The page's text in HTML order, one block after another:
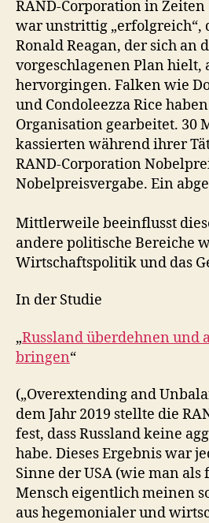
RAND-Corporation in
war unstrittig „erfolgreich“,
Ronald Reagan, der sich an
vorgeschlagenen Plan hielt,
hervorgingen. Falken wie
und Condoleezza Rice
Organisation gearbeitet. 30
kassierten während ihrer
RAND-Corporation
Nobelpreisvergabe. Ein
Mittlerweile beeinflusst
andere politische Bereiche
Wirtschaftspolitik und das
In der Studie
„Russland überdehnen und
bringen“
(„Overextending and
dem Jahr 2019 stellte die
fest, dass Russland keine
habe. Dieses Ergebnis war
Sinne der USA (wie man
Mensch eigentlich meinen
aus hegemonialer und